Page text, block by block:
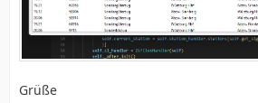
Grüße